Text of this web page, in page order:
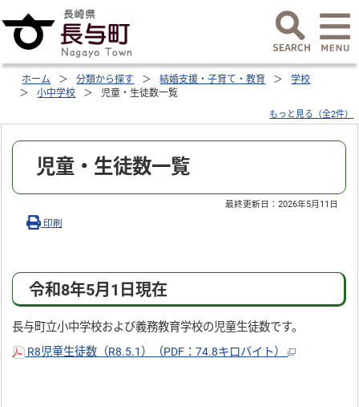
ホーム 分類から探す 結婚支援・子育て・教育
学校
小中学校
児童・生徒数一覧
もっと見る（全2件）
児童・生徒数一覧
最終更新日：2026年5月11日
印刷
令和8年5月1日現在
長与町立小中学校および義務教育学校の児童生徒数です。
R8児童生徒数（R8.5.1）（PDF：74.8キロバイト）